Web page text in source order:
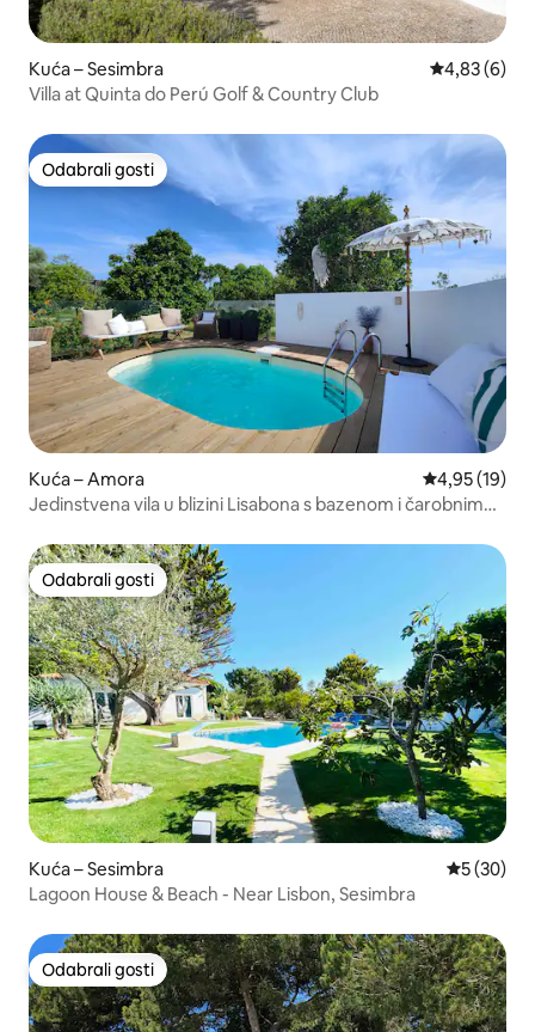
Kuća – Sesimbra Prosječna
4,83 (6)
Villa at Quinta do Perú Golf & Country Club
Odabrali gosti
Odabrali gosti
Kuća – Amora Prosječna
4,95 (19)
Jedinstvena vila u blizini Lisabona s bazenom i čarobnim
Odabrali gosti
Odabrali gosti
Kuća – Sesimbra Prosječna
5 (30)
Lagoon House & Beach - Near Lisbon, Sesimbra
Odabrali gosti
Odabrali gosti